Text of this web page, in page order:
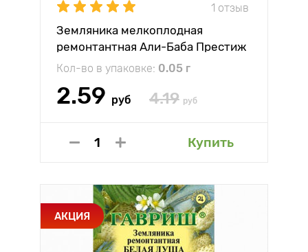
1 отзыв
Земляника мелкоплодная
ремонтантная Али-Баба Престиж
Кол-во в упаковке: 0.05 г
2.59 руб 4.19 руб
Купить
АКЦИЯ